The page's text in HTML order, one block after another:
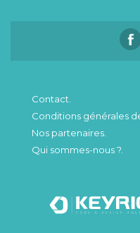
Contact.
Conditions générales
Nos partenaires.
Qui sommes-nous ?.